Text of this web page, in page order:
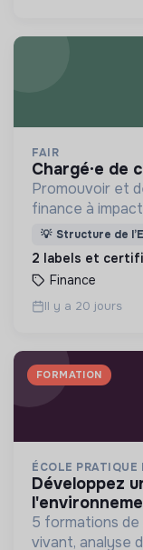
FAIR
chargé·e
Promouvoir et
finance à
l'international
💡 Structure de
2 labels et
Finance
Il y a 20 jours
FORMATION
ÉCOLE PRATIQUE
développez une expertise sur
5 formations de
vivant, analyse